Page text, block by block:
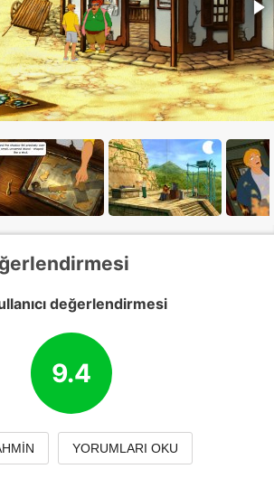
değerlendirmesi
9.4
YORUMLARI OKU